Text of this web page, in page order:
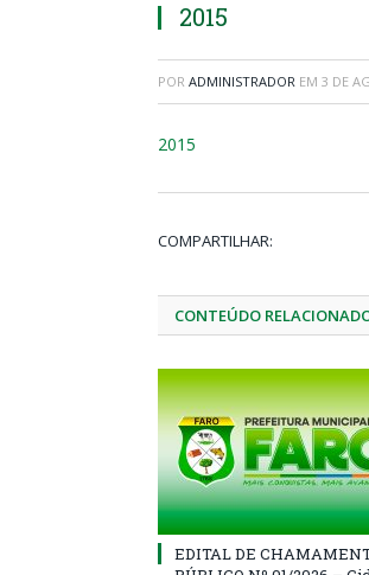
2015
POR ADMINISTRADOR EM 3 DE
2015
COMPARTILHAR:
CONTEÚDO
EDITAL DE